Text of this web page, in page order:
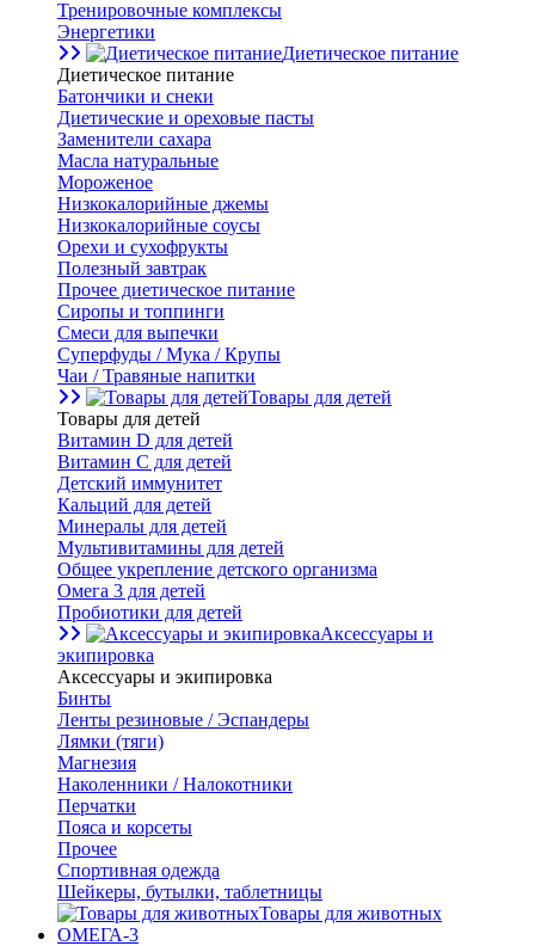
Тренировочные комплексы
Энергетики
Диетическое питание
Диетическое питание
Батончики и снеки
Диетические и ореховые пасты
Заменители сахара
Масла натуральные
Мороженое
Низкокалорийные джемы
Низкокалорийные соусы
Орехи и сухофрукты
Полезный завтрак
Прочее диетическое питание
Сиропы и топпинги
Смеси для выпечки
Суперфуды / Мука / Крупы
Чаи / Травяные напитки
Товары для детей
Товары для детей
Витамин D для детей
Витамин С для детей
Детский иммунитет
Кальций для детей
Минералы для детей
Мультивитамины для детей
Общее укрепление детского организма
Омега 3 для детей
Пробиотики для детей
Аксессуары и
экипировка
Аксессуары и экипировка
Бинты
Ленты резиновые / Эспандеры
Лямки (тяги)
Магнезия
Наколенники / Налокотники
Перчатки
Пояса и корсеты
Прочее
Спортивная одежда
Шейкеры, бутылки, таблетницы
Товары для животных
ОМЕГА-3